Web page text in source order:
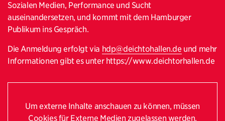
Sozialen Medien, Performance und Sucht
auseinandersetzen, und kommt mit dem Hamburger
Publikum ins Gespräch.
Die Anmeldung erfolgt via hdp@deichtohallen.de und mehr
Informationen gibt es unter https://www.deichtorhallen.de
Um externe Inhalte anschauen zu können, müssen
Cookies für Externe Medien zugelassen werden.